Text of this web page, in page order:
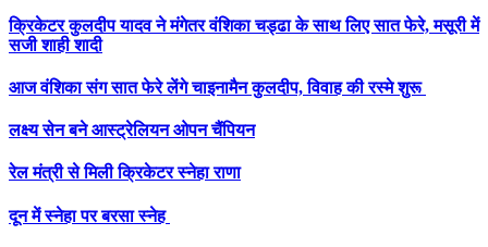
क्रिकेटर कुलदीप यादव ने मंगेतर वंशिका चड्ढा के साथ लिए सात फेरे, मसूरी में
सजी शाही शादी
आज वंशिका संग सात फेरे लेंगे चाइनामैन कुलदीप, विवाह की रस्मे शुरू
लक्ष्य सेन बने आस्ट्रेलियन ओपन चैंपियन
रेल मंत्री से मिली क्रिकेटर स्नेहा राणा
दून में स्नेहा पर बरसा स्नेह